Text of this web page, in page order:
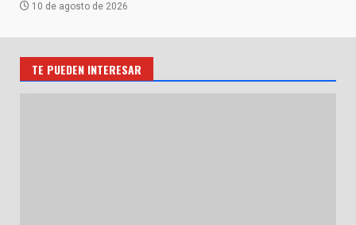
10 de agosto de 2026
TE PUEDEN INTERESAR